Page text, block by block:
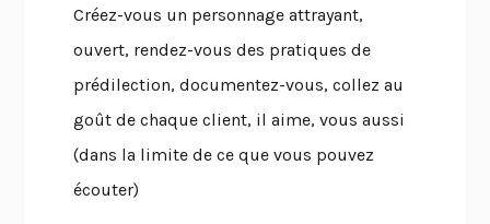
Créez-vous un personnage attrayant,
ouvert, rendez-vous des pratiques de
prédilection, documentez-vous, collez au
goût de chaque client, il aime, vous aussi
(dans la limite de ce que vous pouvez
écouter)